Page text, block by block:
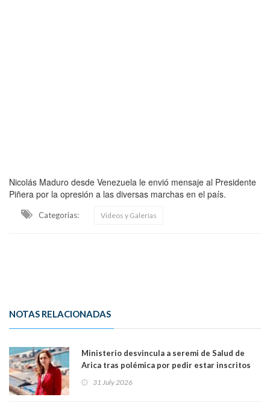
Nicolás Maduro desde Venezuela le envió mensaje al Presidente
Piñera por la opresión a las diversas marchas en el país.
Categorias: Videos y Galerías
NOTAS RELACIONADAS
Ministerio desvincula a seremi de Salud de
Arica tras polémica por pedir estar inscritos
en el Partido Republicano para un cupo laboral.
Ya son 29 seremis despedidos desde el 11 de
31 July 2026